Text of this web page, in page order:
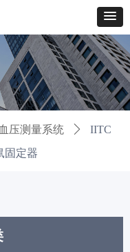
压测量系统 ꄲ
IITC
固定器